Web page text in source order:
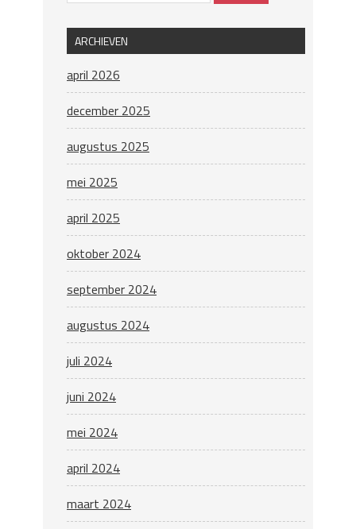
ARCHIEVEN
april 2026
december 2025
augustus 2025
mei 2025
april 2025
oktober 2024
september 2024
augustus 2024
juli 2024
juni 2024
mei 2024
april 2024
maart 2024